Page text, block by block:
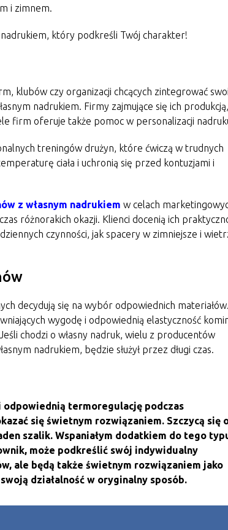
i zimnem.
nadrukiem, który podkreśli Twój charakter!
klubów czy organizacji chcących zintegrować
nadrukiem. Firmy zajmujące się ich produkcją,
firm oferuje także pomoc w personalizacji
treningów drużyn, które ćwiczą w trudnych
ciała i uchronią się przed kontuzjami i
z własnym nadrukiem w celach
różnorakich okazji. Klienci docenią ich
czynności, jak spacery w zimniejsze i
decydują się na wybór odpowiednich
wygodę i odpowiednią elastyczność
chodzi o własny nadruk, wielu z producentów
nadrukiem, będzie służył przez długi czas.
odpowiednią termoregulację podczas
się świetnym rozwiązaniem. Szczycą się
szalik. Wspaniałym dodatkiem do tego
może podkreślić swój indywidualny
ale będą także świetnym rozwiązaniem jako
działalność w oryginalny sposób.